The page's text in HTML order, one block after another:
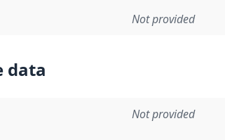
Not provided
data
Not provided